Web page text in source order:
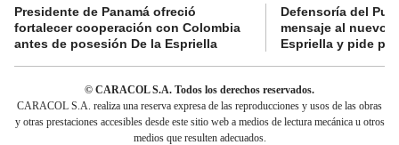
Presidente de Panamá ofreció
fortalecer cooperación con Colombia
antes de posesión De la Espriella
Defensoría del
mensaje al nuevo
Espriella y pide
© CARACOL S.A. Todos los derechos reservados.
CARACOL S.A. realiza una reserva expresa de las reproducciones y usos de las obras
y otras prestaciones accesibles desde este sitio web a medios de lectura mecánica u otros
medios que resulten adecuados.